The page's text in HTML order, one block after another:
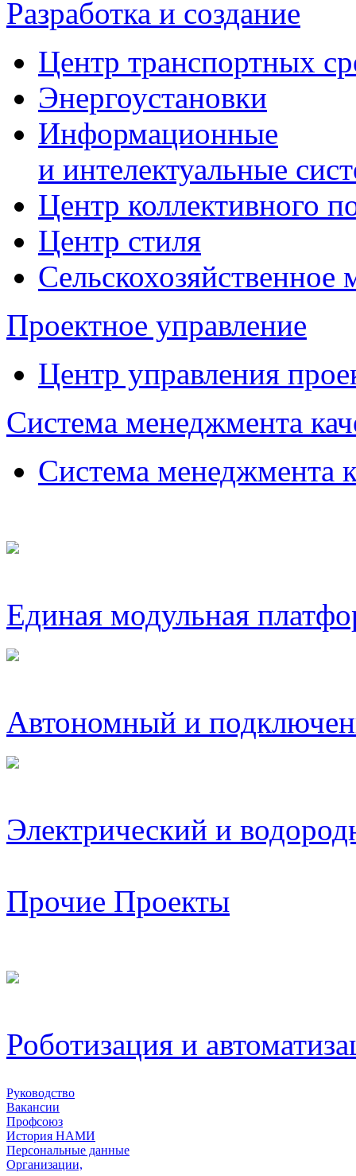
Разработка и создание
Центр транспортных
Энергоустановки
Информационные
и интелектуальные
Центр коллективного
Центр стиля
Проектное управление
Центр управления
Система менеджмента
Система
Единая модульная
Автономный и
Электрический и
Прочие Проекты
Роботизация и
Руководство
Вакансии
Профсоюз
История НАМИ
Персональные данные
Организации,